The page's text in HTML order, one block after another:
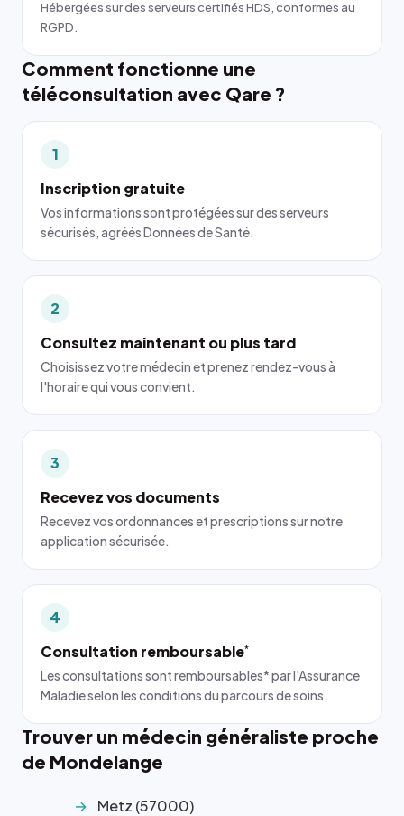
Hébergées sur des serveurs certifiés HDS, conformes au
RGPD.
Comment fonctionne une
téléconsultation avec Qare ?
1
Inscription gratuite
Vos informations sont protégées sur des serveurs
sécurisés, agréés Données de Santé.
2
Consultez maintenant ou plus tard
Choisissez votre médecin et prenez rendez-vous à
l'horaire qui vous convient.
3
Recevez vos documents
Recevez vos ordonnances et prescriptions sur notre
application sécurisée.
4
Consultation remboursable*
Les consultations sont remboursables* par l'Assurance
Maladie selon les conditions du parcours de soins.
Trouver un médecin généraliste proche
de Mondelange
Metz (57000)